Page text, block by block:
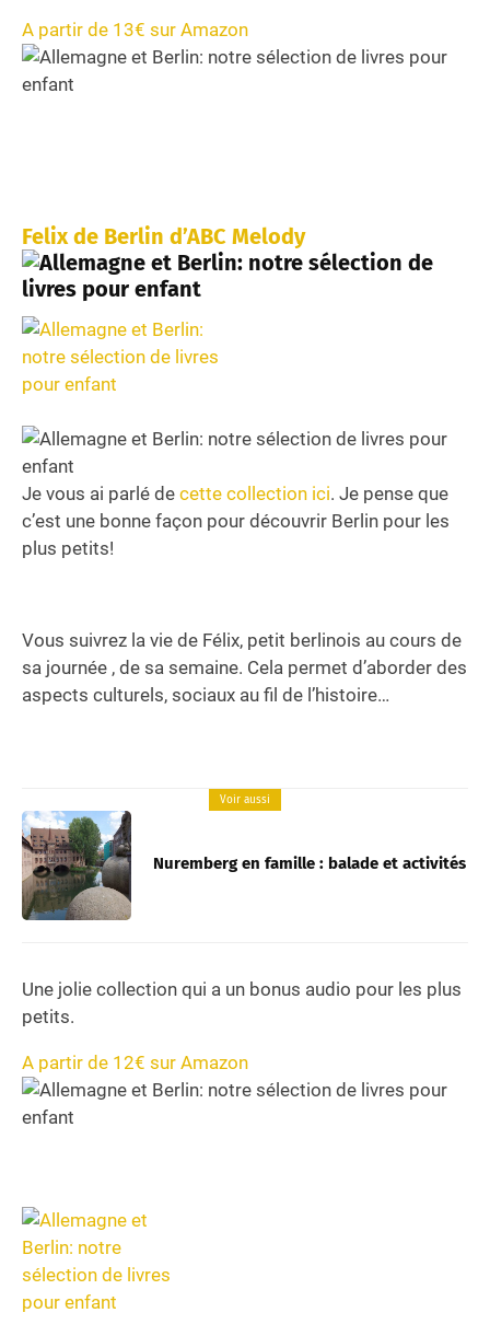
A partir de 13€ sur Amazon
Felix de Berlin d’ABC Melody
Je vous ai parlé de cette collection ici. Je pense que
c’est une bonne façon pour découvrir Berlin pour les
plus petits!
Vous suivrez la vie de Félix, petit berlinois au cours de
sa journée , de sa semaine. Cela permet d’aborder des
aspects culturels, sociaux au fil de l’histoire…
Voir aussi
Nuremberg en famille : balade et activités
Une jolie collection qui a un bonus audio pour les plus
petits.
A partir de 12€ sur Amazon